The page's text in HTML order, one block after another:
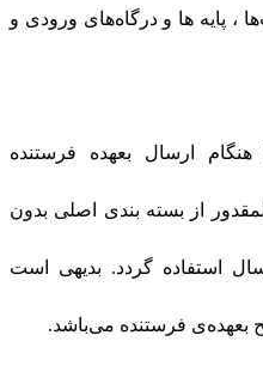
پایه ها و درگاه‌های ورودی و
ارسال بعهده فرستنده
از بسته بندی اصلی بدون
استفاده گردد. بدیهی است
بعهده‌ی فرستنده می‌باشد.